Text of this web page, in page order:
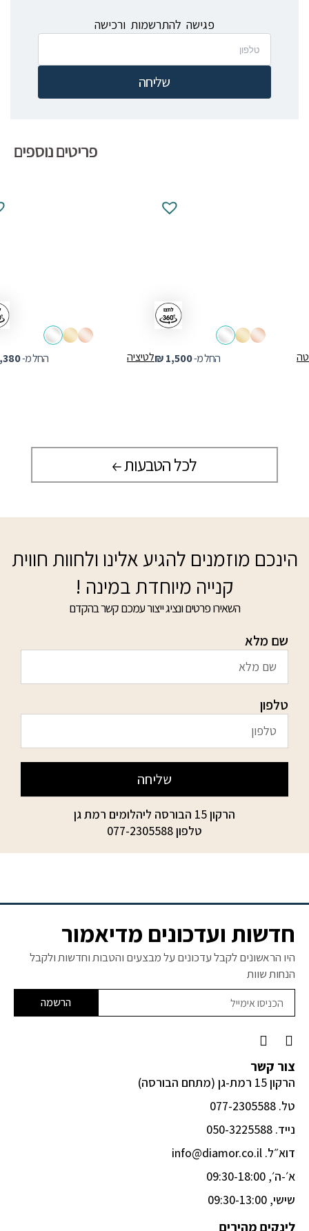
פגישה להתרשמות ורכישה
שליחה
פריטים נוספים
החל מ- לטיציה החל מ- ₪1,500
לכל הטבעות
הינכם מוזמנים להגיע אלינו ולחוות חווית
קנייה מיוחדת במינה !
השאירו פרטים ונציג ייצור עמכם קשר בהקדם
שם מלא
טלפון
שליחה
הרקון 15 הבורסה ליהלומים רמת גן
טלפון077-2305588
חדשות ועדכונים מדיאמור
היו הראשונים לקבל עדכונים על מבצעים והטבות וחדשות ולקבל
הנחות שוות
הרשמה
F
a
c
e
b
o
o
k
f
I
n
s
t
a
g
r
a
צור קשר
הרקון 15 רמת-גן (מתחם הבורסה)
טל. 077-2305588
נייד. 050-3225588
דוא״ל. info@diamor.co.il
א׳-ה׳, 09:30-18:00
שישי, 09:30-13:00
לינקים מהירים